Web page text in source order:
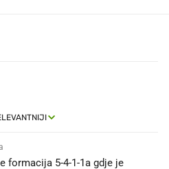
formacija 5-4-1-1a gdje je